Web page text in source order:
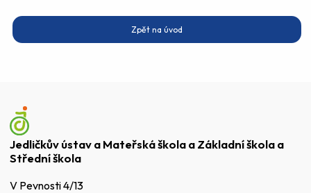
Zpět na úvod
Jedličkův ústav a Mateřská škola a Základní škola a
Střední škola
V Pevnosti 4/13